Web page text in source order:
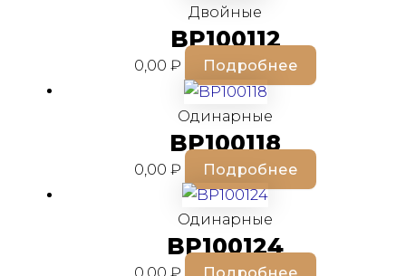
Двойные
BP100112
0,00₽ Подробнее
Одинарные
BP100118
0,00₽ Подробнее
Одинарные
BP100124
0,00₽ Подробнее